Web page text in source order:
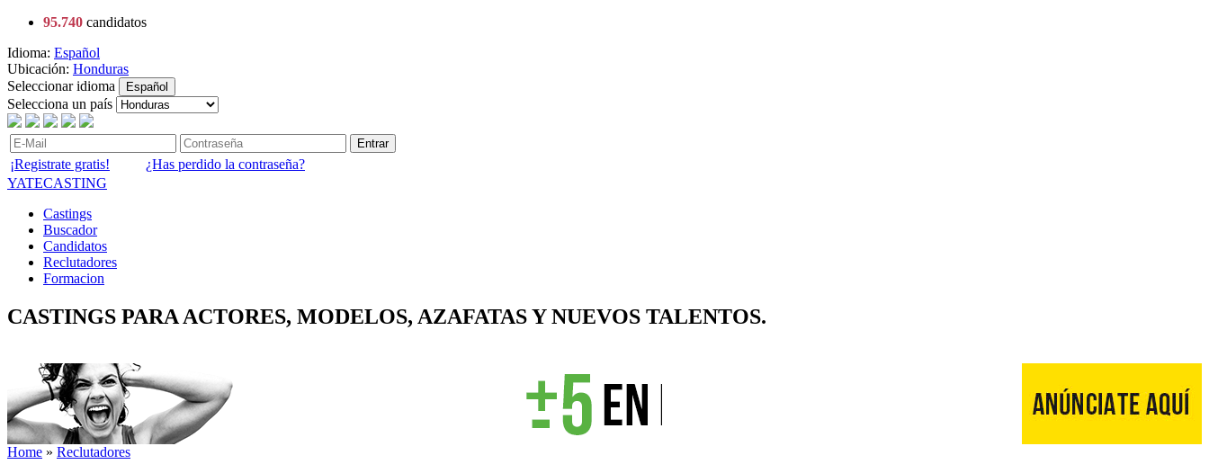
95.740 candidatos
Idioma: Español
Ubicación: Honduras
Seleccionar idioma
Español
Selecciona un país
Entrar
¡Registrate gratis!
¿Has perdido la contraseña?
YATECASTING
Castings
Buscador
Candidatos
Reclutadores
Formacion
CASTINGS PARA ACTORES, MODELOS, AZAFATAS Y NUEVOS TALENTOS.
Home » Reclutadores